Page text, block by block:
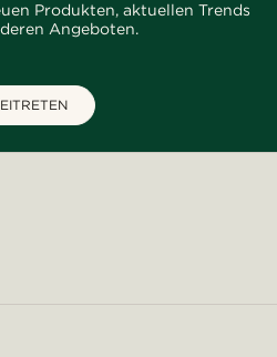
Produkten, aktuellen Trends
Angeboten.